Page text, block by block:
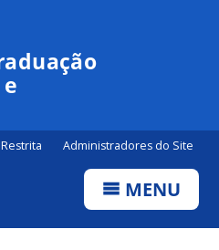
Administradores do Site
MENU